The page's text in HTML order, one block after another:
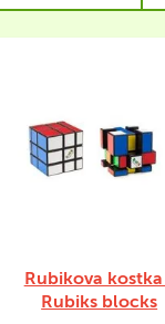
Rubikova
Rubiks blocks